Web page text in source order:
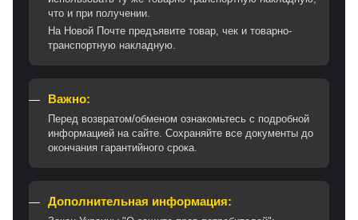
что и при получении.
На Новой Почте предъявите товар, чек и товарно-
транспортную накладную.
Важно:
Перед возвратом/обменом ознакомьтесь с подробной
информацией на сайте. Сохраняйте все документы до
окончания гарантийного срока.
Дополнительная информация: